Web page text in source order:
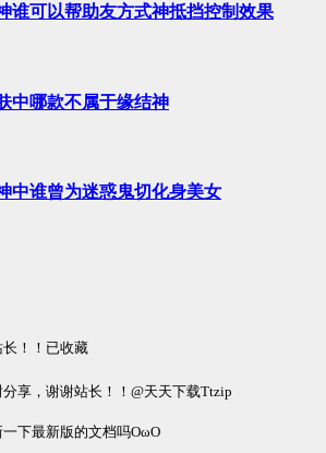
谁可以帮助友方式神抵挡控制效果
中哪款不属于缘结神
中谁曾为迷惑鬼切化身美女
！！已收藏
享，谢谢站长！！@天天下载Ttzip
下最新版的文档吗OωO